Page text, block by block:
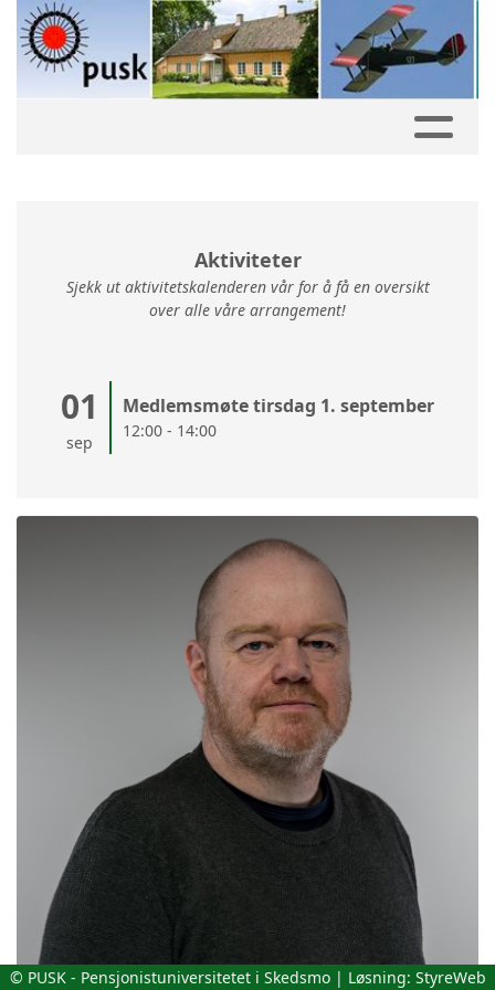
Aktiviteter
Sjekk ut aktivitetskalenderen vår for å få en oversikt
over alle våre arrangement!
01
sep
Medlemsmøte tirsdag 1. september
12:00 - 14:00
© PUSK - Pensjonistuniversitetet i Skedsmo | Løsning: StyreWeb